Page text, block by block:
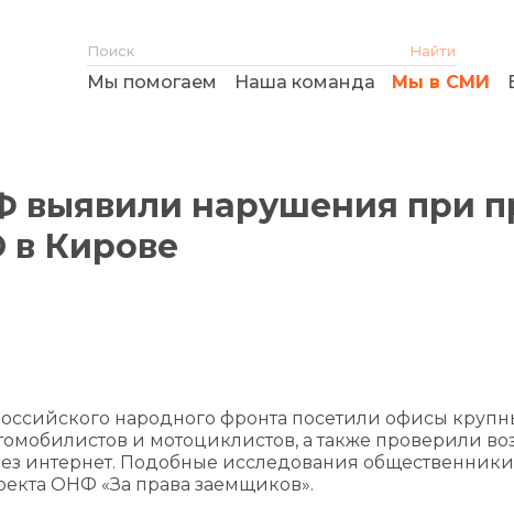
Мы помогаем Наша команда Мы в СМИ
выявили нарушения при
в Кирове
народного фронта посетили офисы
и мотоциклистов, а также проверили
интернет. Подобные исследования
ОНФ «За права заемщиков».